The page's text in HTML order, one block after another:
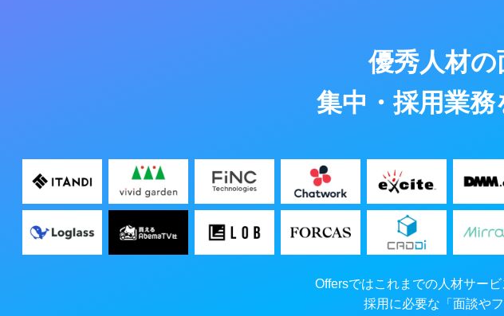
優秀人材
集中・採用業務
Offersではこれまでの人材サー
採用に必要な「面談や